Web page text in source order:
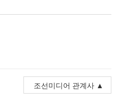
조선미디어 관계사